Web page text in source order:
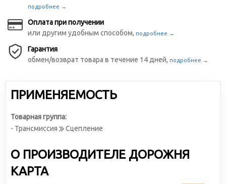
подробнее →
Оплата при получении
или другим удобным способом, подробнее →
Гарантия
обмен/возврат товара в течение 14 дней, подробнее →
ПРИМЕНЯЕМОСТЬ
Товарная группа:
- Трансмиссия
Сцепление
О ПРОИЗВОДИТЕЛЕ ДОРОЖНЯ
КАРТА